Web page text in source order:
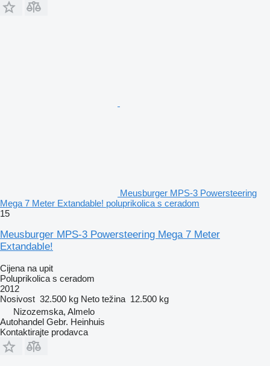
Meusburger MPS-3 Powersteering
Mega 7 Meter Extandable! poluprikolica s ceradom
15
Meusburger MPS-3 Powersteering Mega 7 Meter
Extandable!
Cijena na upit
Poluprikolica s ceradom
2012
Nosivost 32.500 kg Neto težina 12.500 kg
Nizozemska, Almelo
Autohandel Gebr. Heinhuis
Kontaktirajte prodavca